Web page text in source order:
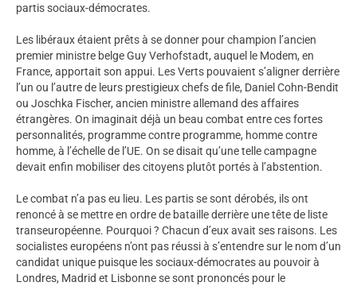
partis sociaux-démocrates.
Les libéraux étaient prêts à se donner pour champion l’ancien
premier ministre belge Guy Verhofstadt, auquel le Modem, en
France, apportait son appui. Les Verts pouvaient s’aligner derrière
l’un ou l’autre de leurs prestigieux chefs de file, Daniel Cohn-Bendit
ou Joschka Fischer, ancien ministre allemand des affaires
étrangères. On imaginait déjà un beau combat entre ces fortes
personnalités, programme contre programme, homme contre
homme, à l’échelle de l’UE. On se disait qu’une telle campagne
devait enfin mobiliser des citoyens plutôt portés à l’abstention.
Le combat n’a pas eu lieu. Les partis se sont dérobés, ils ont
renoncé à se mettre en ordre de bataille derrière une tête de liste
transeuropéenne. Pourquoi ? Chacun d’eux avait ses raisons. Les
socialistes européens n’ont pas réussi à s’entendre sur le nom d’un
candidat unique puisque les sociaux-démocrates au pouvoir à
Londres, Madrid et Lisbonne se sont prononcés pour le